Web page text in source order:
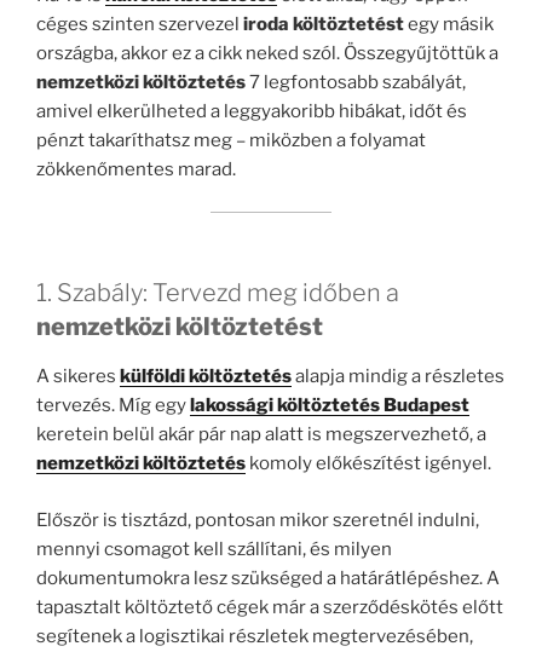
céges szinten szervezel iroda költöztetéstegy másik
országba, akkor ez a cikk neked szól. Összegyűjtöttük a
nemzetközi költöztetés7 legfontosabb szabályát,
amivel elkerülheted a leggyakoribb hibákat, időt és
pénzt takaríthatsz meg – miközben a folyamat
zökkenőmentes marad.
1. Szabály: Tervezd meg időben a
nemzetközi költöztetést
A sikeres külföldi költöztetésalapja mindig a részletes
tervezés. Míg egy lakossági költöztetés Budapest
keretein belül akár pár nap alatt is megszervezhető, a
nemzetközi költöztetés komoly előkészítést igényel.
Először is tisztázd, pontosan mikor szeretnél indulni,
mennyi csomagot kell szállítani, és milyen
dokumentumokra lesz szükséged a határátlépéshez. A
tapasztalt költöztető cégek már a szerződéskötés előtt
segítenek a logisztikai részletek megtervezésében,